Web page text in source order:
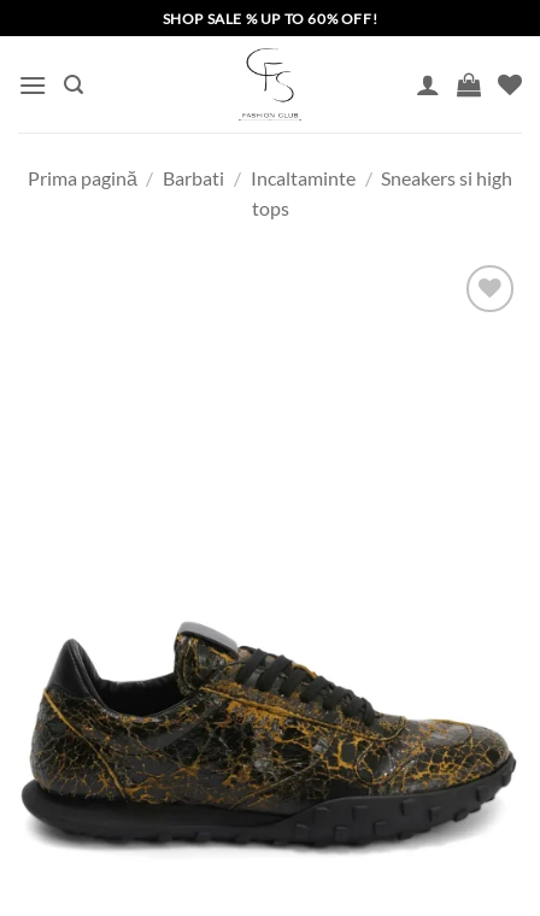
to
content
SHOP SALE % UP TO 60% OFF!
Prima pagină / Barbati / Incaltaminte / Sneakers si high
tops